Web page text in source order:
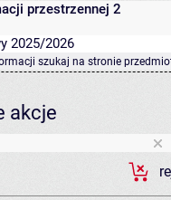
przestrzennej 2
2025/2026
szukaj na stronie
akcje